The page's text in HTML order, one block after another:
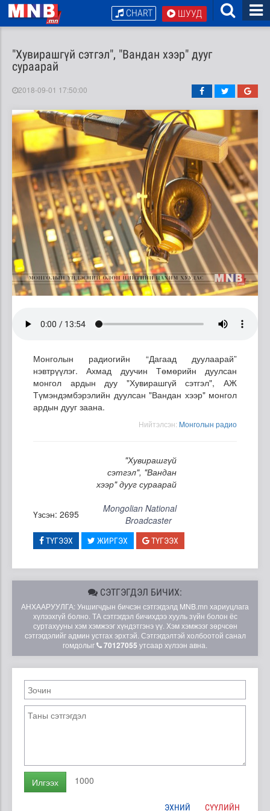
ШУУД
CHART
"Хувирашгүй сэтгэл", "Вандан хээр" дууг
сураарай
2018-09-01 17:50:00
Монголын радиогийн “Дагаад дуулаарай”
нэвтрүүлэг. Ахмад дуучин Төмөрийн дуулсан
монгол ардын дуу "Хувирашгүй сэтгэл", АЖ
Түмэндэмбэрэлийн дуулсан "Вандан хээр" монгол
ардын дууг заана.
Нийтэлсэн: Mонголын радио
"Хувирашгүй
сэтгэл", "Вандан
хээр" дууг сураарай
Үзсэн: 2695
Mongolian National
Broadcaster
ТҮГЭЭХ ЖИРГЭХ ТҮГЭЭХ
СЭТГЭГДЭЛ БИЧИХ:
АНХААРУУЛГА: Уншигчдын бичсэн сэтгэгдэлд MNB.mn хариуцлага
хүлээхгүй болно. ТА сэтгэгдэл бичихдээ хууль зүйн болон ёс
суртахууны хэм хэмжээг хүндэтгэнэ үү. Хэм хэмжээг зөрчсөн
сэтгэгдэлийг админ устгах эрхтэй. Сэтгэгдэлтэй холбоотой санал
гомдолыг
70127055 утсаар хүлээн авна.
Илгээх 1000
ЭХНИЙ СҮҮЛИЙН